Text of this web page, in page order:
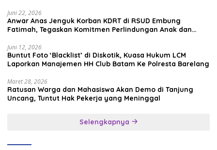
Juni 22, 2026
Anwar Anas Jenguk Korban KDRT di RSUD Embung
Fatimah, Tegaskan Komitmen Perlindungan Anak dan
Juni 12, 2026
Buntut Foto ‘Blacklist’ di Diskotik, Kuasa Hukum LCM
Laporkan Manajemen HH Club Batam Ke Polresta Barelang
Maret 28, 2026
Ratusan Warga dan Mahasiswa Akan Demo di Tanjung
Uncang, Tuntut Hak Pekerja yang Meninggal
Selengkapnya